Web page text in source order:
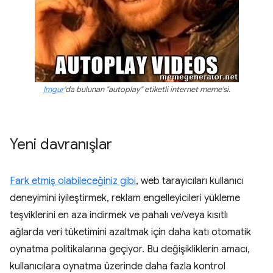
Imgur'da bulunan "autoplay" etiketli internet meme'si.
Yeni davranışlar
Fark etmiş olabileceğiniz gibi, web tarayıcıları kullanıcı
deneyimini iyileştirmek, reklam engelleyicileri yükleme
teşviklerini en aza indirmek ve pahalı ve/veya kısıtlı
ağlarda veri tüketimini azaltmak için daha katı otomatik
oynatma politikalarına geçiyor. Bu değişikliklerin amacı,
kullanıcılara oynatma üzerinde daha fazla kontrol